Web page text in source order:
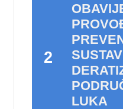
LUKA